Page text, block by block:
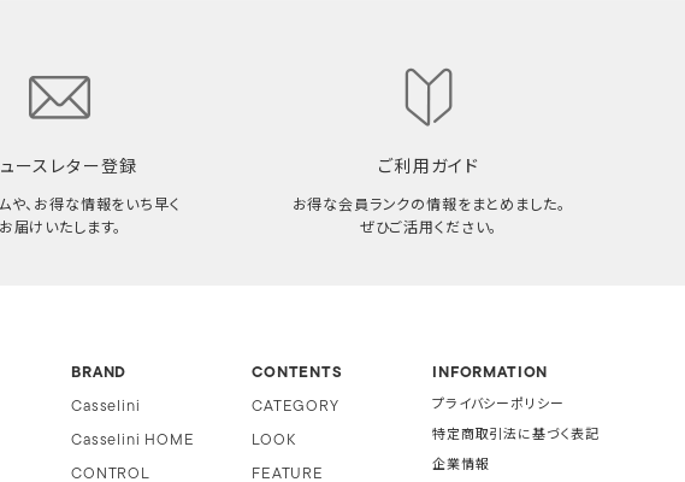
ースレター登録
や、お得な情報をいち早く
お届けいたします。
ご利用ガイド
お得な会員ランクの情報をまとめました。
ぜひご活用ください。
BRAND
Casselini
Casselini HOME
CONTROL
CONTENTS
CATEGORY
LOOK
FEATURE
INFORMATION
プライバシーポリシー
特定商取引法に基づく表記
企業情報